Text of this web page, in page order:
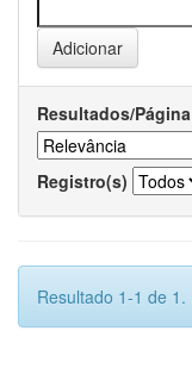
Resultados/Página
Registro(s)
Resultado 1-1 de 1.